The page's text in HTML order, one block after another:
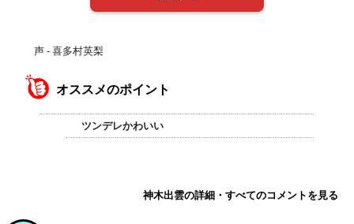
声 - 喜多村英梨
オススメのポイント
ツンデレかわいい
神木出雲の詳細・すべてのコメントを見る